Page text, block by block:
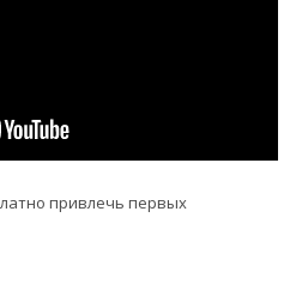
привлечь первых